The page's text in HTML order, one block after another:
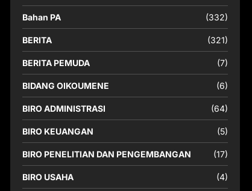
Bahan PA (332)
BERITA (321)
BERITA PEMUDA (7)
BIDANG OIKOUMENE (6)
BIRO ADMINISTRASI (64)
BIRO KEUANGAN (5)
BIRO PENELITIAN DAN PENGEMBANGAN (17)
BIRO USAHA (4)